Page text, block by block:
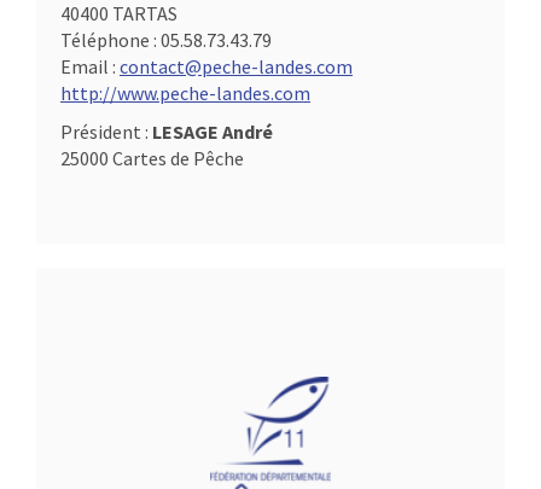
40400 TARTAS
Téléphone : 05.58.73.43.79
Email : contact@peche-landes.com
http://www.peche-landes.com
Président : LESAGE André
25000 Cartes de Pêche